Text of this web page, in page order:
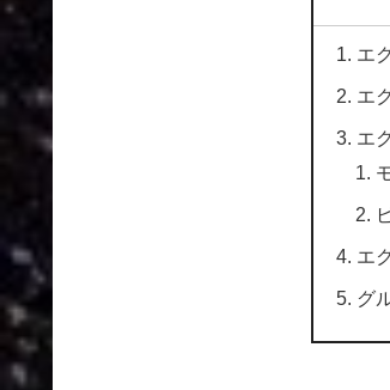
エ
エ
エ
エ
グ